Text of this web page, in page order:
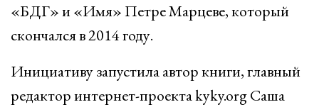
«БДГ» и «Имя» Петре Марцеве, который
скончался в 2014 году.
Инициативу запустила автор книги, главный
редактор интернет-проекта kyky.org Саша